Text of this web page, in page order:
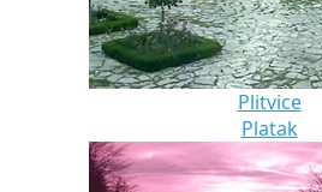
Plitvice
Platak